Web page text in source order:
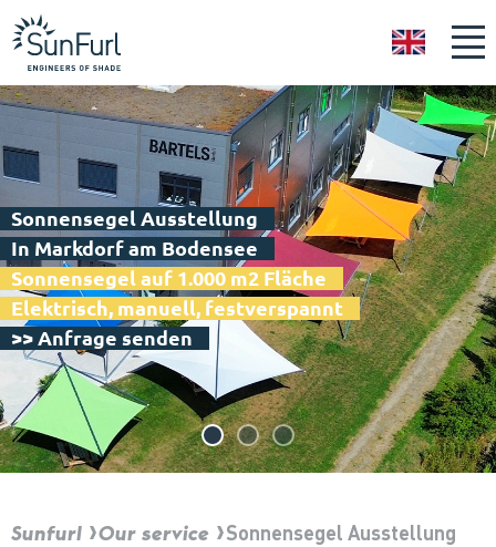
GB
Sunfurl Our service Sonnensegel Ausstellung
Sonnensegel Ausstellung
In Markdorf am Bodensee
Sonnensegel auf 1.000 m2 Fläche
Elektrisch, manuell, festverspannt
>> Anfrage senden